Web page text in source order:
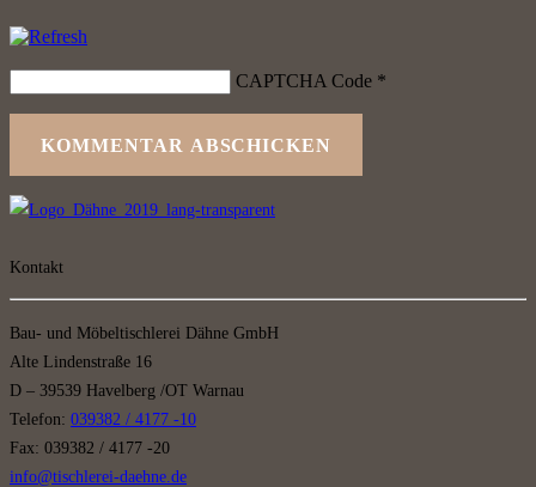
CAPTCHA Code *
KOMMENTAR ABSCHICKEN
Kontakt
Bau- und Möbeltischlerei Dähne GmbH
Alte Lindenstraße 16
D – 39539 Havelberg /OT Warnau
Telefon: 039382 / 4177 -10
Fax: 039382 / 4177 -20
info@tischlerei-daehne.de